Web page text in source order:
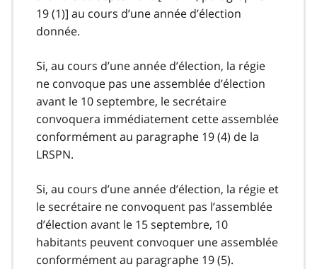
19 (1)] au cours d’une année d’élection
donnée.
Si, au cours d’une année d’élection, la régie
ne convoque pas une assemblée d’élection
avant le 10 septembre, le secrétaire
convoquera immédiatement cette assemblée
conformément au paragraphe 19 (4) de la
LRSPN.
Si, au cours d’une année d’élection, la régie et
le secrétaire ne convoquent pas l’assemblée
d’élection avant le 15 septembre, 10
habitants peuvent convoquer une assemblée
conformément au paragraphe 19 (5).